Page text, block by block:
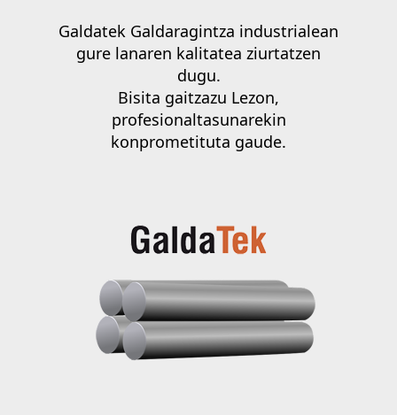
Galdatek Galdaragintza industrialean
gure lanaren kalitatea ziurtatzen
dugu.
Bisita gaitzazu Lezon,
profesionaltasunarekin
konprometituta gaude.